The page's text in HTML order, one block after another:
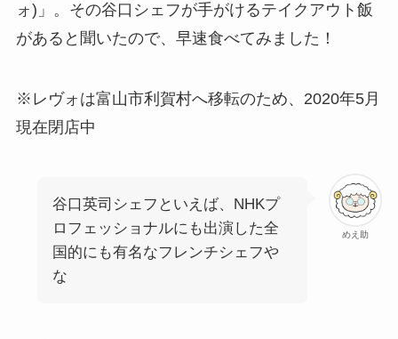
ォ)」。その谷口シェフが手がけるテイクアウト飯
があると聞いたので、早速食べてみました！
※レヴォは富山市利賀村へ移転のため、2020年5月
現在閉店中
めえ助
谷口英司シェフといえば、NHKプ
ロフェッショナルにも出演した全
国的にも有名なフレンチシェフや
な